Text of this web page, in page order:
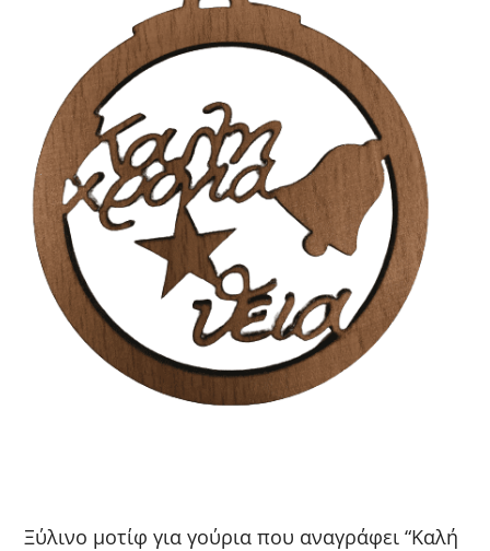
Ξύλινο μοτίφ για γούρια που αναγράφει “Καλή